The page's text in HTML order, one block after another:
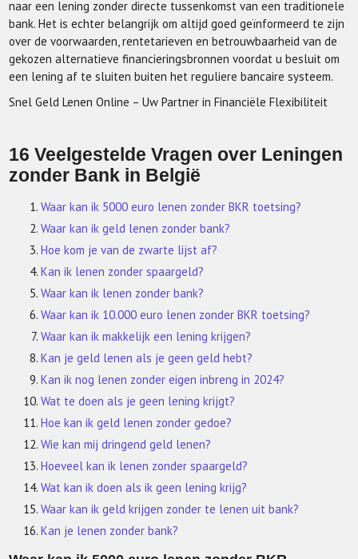
naar een lening zonder directe tussenkomst van een traditionele
bank. Het is echter belangrijk om altijd goed geïnformeerd te zijn
over de voorwaarden, rentetarieven en betrouwbaarheid van de
gekozen alternatieve financieringsbronnen voordat u besluit om
een lening af te sluiten buiten het reguliere bancaire systeem.
Snel Geld Lenen Online – Uw Partner in Financiële Flexibiliteit
16 Veelgestelde Vragen over Leningen
zonder Bank in België
Waar kan ik 5000 euro lenen zonder BKR toetsing?
Waar kan ik geld lenen zonder bank?
Hoe kom je van de zwarte lijst af?
Kan ik lenen zonder spaargeld?
Waar kan ik lenen zonder bank?
Waar kan ik 10.000 euro lenen zonder BKR toetsing?
Waar kan ik makkelijk een lening krijgen?
Kan je geld lenen als je geen geld hebt?
Kan ik nog lenen zonder eigen inbreng in 2024?
Wat te doen als je geen lening krijgt?
Hoe kan ik geld lenen zonder gedoe?
Wie kan mij dringend geld lenen?
Hoeveel kan ik lenen zonder spaargeld?
Wat kan ik doen als ik geen lening krijg?
Waar kan ik geld krijgen zonder te lenen uit bank?
Kan je lenen zonder bank?